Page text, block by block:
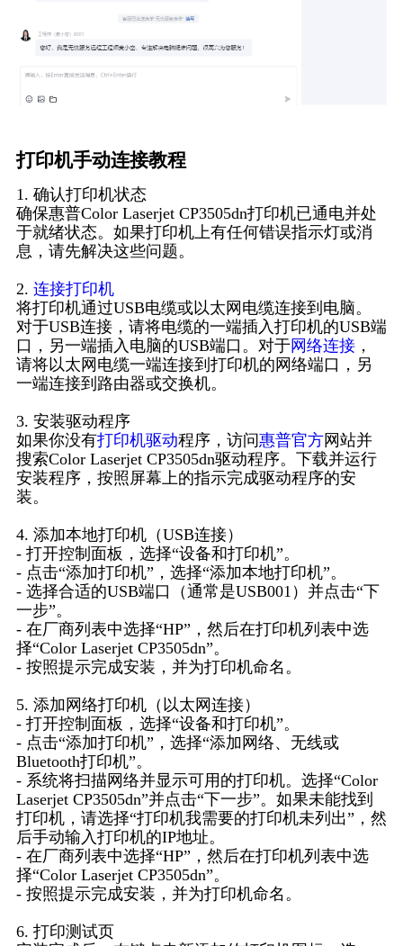
打印机手动连接教程
1. 确认打印机状态
确保惠普Color Laserjet CP3505dn打印机已通电并处
于就绪状态。如果打印机上有任何错误指示灯或消
息，请先解决这些问题。
2. 连接打印机
将打印机通过USB电缆或以太网电缆连接到电脑。
对于USB连接，请将电缆的一端插入打印机的USB端
口，另一端插入电脑的USB端口。对于网络连接，
请将以太网电缆一端连接到打印机的网络端口，另
一端连接到路由器或交换机。
3. 安装驱动程序
如果你没有打印机驱动程序，访问惠普官方网站并
搜索Color Laserjet CP3505dn驱动程序。下载并运行
安装程序，按照屏幕上的指示完成驱动程序的安
装。
4. 添加本地打印机（USB连接）
- 打开控制面板，选择“设备和打印机”。
- 点击“添加打印机”，选择“添加本地打印机”。
- 选择合适的USB端口（通常是USB001）并点击“下
一步”。
- 在厂商列表中选择“HP”，然后在打印机列表中选
择“Color Laserjet CP3505dn”。
- 按照提示完成安装，并为打印机命名。
5. 添加网络打印机（以太网连接）
- 打开控制面板，选择“设备和打印机”。
- 点击“添加打印机”，选择“添加网络、无线或
Bluetooth打印机”。
- 系统将扫描网络并显示可用的打印机。选择“Color
Laserjet CP3505dn”并点击“下一步”。如果未能找到
打印机，请选择“打印机我需要的打印机未列出”，然
后手动输入打印机的IP地址。
- 在厂商列表中选择“HP”，然后在打印机列表中选
择“Color Laserjet CP3505dn”。
- 按照提示完成安装，并为打印机命名。
6. 打印测试页